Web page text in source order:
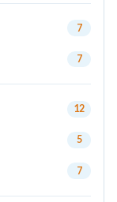
7
7
12
5
7